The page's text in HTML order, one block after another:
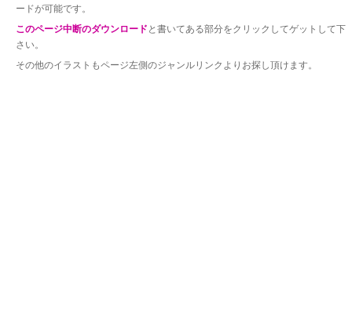
ードが可能です。
このページ中断のダウンロード と書いてある部分をクリックしてゲットして下
さい。
その他のイラストもページ左側のジャンルリンクよりお探し頂けます。